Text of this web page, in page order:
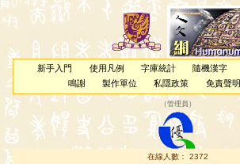
新手入門 使用凡例 字庫統計 隨機漢字
鳴謝
製作單位 私隱政策 免責聲明
（管理員 ）
在線人數： 2372